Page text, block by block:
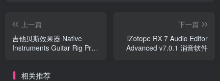
上一篇
吉他贝斯效果器 Native
Instruments Guitar Rig Pro
下一篇
iZotope RX 7 Audio Editor
Advanced v7.0.1 消音软件
相关推荐